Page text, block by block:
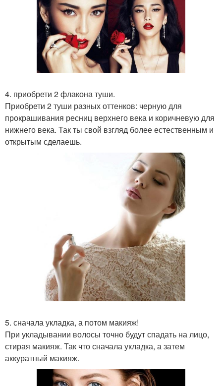
4. приобрети 2 флакона туши.
Приобрети 2 туши разных оттенков: черную для
прокрашивания ресниц верхнего века и коричневую для
нижнего века. Так ты свой взгляд более естественным и
открытым сделаешь.
5. сначала укладка, а потом макияж!
При укладывании волосы точно будут спадать на лицо,
стирая макияж. Так что сначала укладка, а затем
аккуратный макияж.